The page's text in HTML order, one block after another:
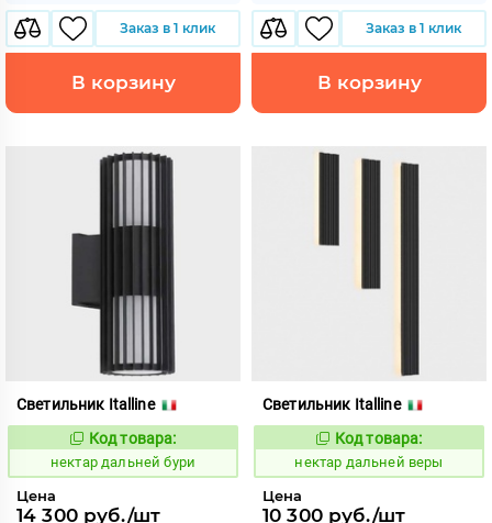
Заказ в 1 клик
В корзину
Заказ в 1 клик
В корзину
Светильник Italline
Код:
1128005
Код товара:
нектар дальней бури
Цена
14 300 руб./шт
Светильник Italline
Код:
1128008
Код товара:
нектар дальней веры
Цена
10 300 руб./шт